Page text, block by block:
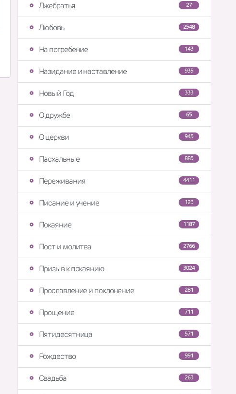
27
Лжебратья
2548
Любовь
143
На погребение
935
Назидание и наставление
333
Новый Год
65
О дружбе
945
О церкви
885
Пасхальные
4411
Переживания
123
Писание и учение
1187
Покаяние
2766
Пост и молитва
3024
Призыв к покаянию
281
Прославление и поклонение
711
Прощение
571
Пятидесятница
991
Рождество
263
Свадьба